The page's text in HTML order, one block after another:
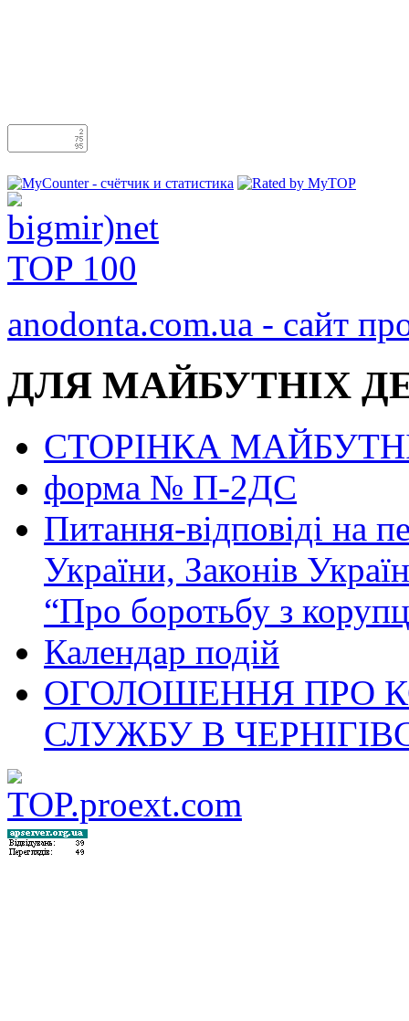
anodonta.com.ua - сайт
ДЛЯ МАЙБУТНІХ
СТОРІНКА
форма № П-2ДС
Питання-відповіді на
України, Законів
“Про боротьбу з
Календар подій
ОГОЛОШЕННЯ ПРО
СЛУЖБУ В